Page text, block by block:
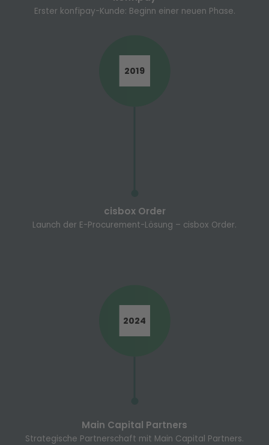
Erster konfipay-Kunde: Beginn einer neuen Phase.
2019
cisbox Order
Launch der E-Procurement-Lösung – cisbox Order.
2024
Main Capital Partners
Strategische Partnerschaft mit Main Capital Partners.